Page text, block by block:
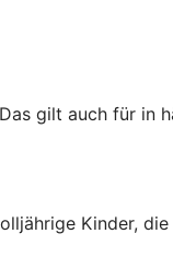
gilt auch für in
Kinder,